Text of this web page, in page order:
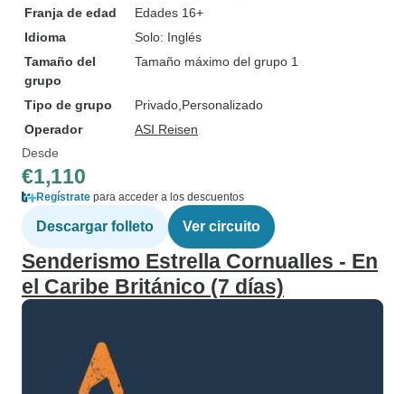
Franja de edad
Edades 16+
Idioma
Solo: Inglés
Tamaño del
grupo
Tamaño máximo del grupo 1
Tipo de grupo Privado Personalizado
Operador
ASI Reisen
Desde
€1,110
Regístrate para acceder a los descuentos
Descargar folleto Ver circuito
Senderismo Estrella Cornualles - En
el Caribe Británico (7 días)